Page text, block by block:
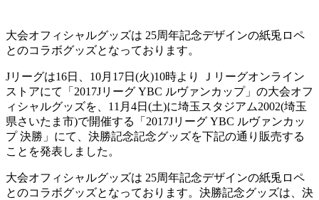
大会オフィシャルグッズは 25周年記念デザインの紙兎ロペ
とのコラボグッズとなっております。
Jリーグは16日、10月17日(火)10時より Ｊリーグオンライン
ストアにて「2017Jリーグ YBC ルヴァンカップ」の大会オフ
ィシャルグッズを、11月4日(土)に埼玉スタジアム2002(埼玉
県さいたま市)で開催する「2017Jリーグ YBC ルヴァンカッ
プ 決勝」にて、決勝記念記念グッズを下記の通り販売する
ことを発表しました。
大会オフィシャルグッズは 25周年記念デザインの紙兎ロペ
とのコラボグッズとなっております。決勝記念グッズは、決